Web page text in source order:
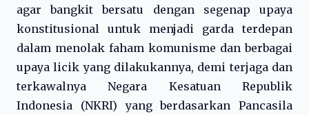
agar bangkit bersatu dengan segenap upaya
konstitusional untuk menjadi garda terdepan
dalam menolak faham komunisme dan berbagai
upaya licik yang dilakukannya, demi terjaga dan
terkawalnya Negara Kesatuan Republik
Indonesia (NKRI) yang berdasarkan Pancasila